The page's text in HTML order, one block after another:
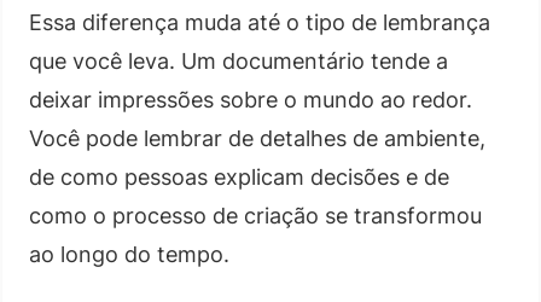
Essa diferença muda até o tipo de lembrança
que você leva. Um documentário tende a
deixar impressões sobre o mundo ao redor.
Você pode lembrar de detalhes de ambiente,
de como pessoas explicam decisões e de
como o processo de criação se transformou
ao longo do tempo.